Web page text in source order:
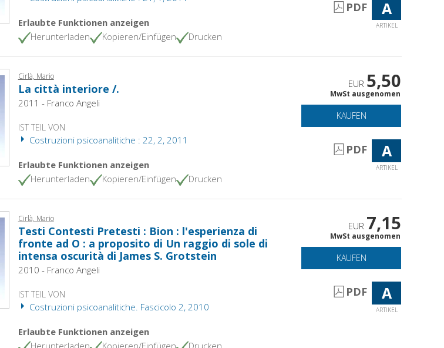
Erlaubte Funktionen anzeigen
Herunterladen
Kopieren/Einfügen Drucken
PDF A
ARTIKEL
Cirlà, Mario
La città interiore /.
2011 - Franco Angeli
IST TEIL VON
Costruzioni psicoanalitiche : 22, 2, 2011
Erlaubte Funktionen anzeigen
Herunterladen
Kopieren/Einfügen Drucken
EUR 5,50
MwSt ausgenomen
KAUFEN
PDF A
ARTIKEL
Cirlà, Mario
Testi Contesti Pretesti : Bion : l'esperienza di
fronte ad O : a proposito di Un raggio di sole di
intensa oscurità di James S. Grotstein
2010 - Franco Angeli
IST TEIL VON
Costruzioni psicoanalitiche. Fascicolo 2, 2010
Erlaubte Funktionen anzeigen
Herunterladen
Kopieren/Einfügen Drucken
EUR 7,15
MwSt ausgenomen
KAUFEN
PDF A
ARTIKEL